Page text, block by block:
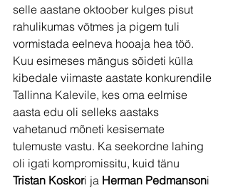
selle aastane oktoober kulges pisut
rahulikumas võtmes ja pigem tuli
vormistada eelneva hooaja hea töö.
Kuu esimeses mängus sõideti külla
kibedale viimaste aastate konkurendile
Tallinna Kalevile, kes oma eelmise
aasta edu oli selleks aastaks
vahetanud mõneti kesisemate
tulemuste vastu. Ka seekordne lahing
oli igati kompromissitu, kuid tänu
Tristan Koskori ja Herman Pedmansoni